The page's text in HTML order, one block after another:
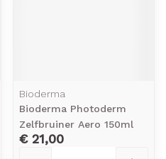
Bioderma
Bioderma Photoderm
Zelfbruiner Aero 150ml
€ 21,00